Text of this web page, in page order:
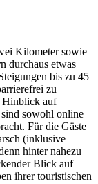
Kilometer sowie
durchaus etwas
bis zu 45
zu
Hinblick auf
sowohl online
Für die Gäste
(inklusive
hinter nahezu
Blick auf
ihrer touristischen